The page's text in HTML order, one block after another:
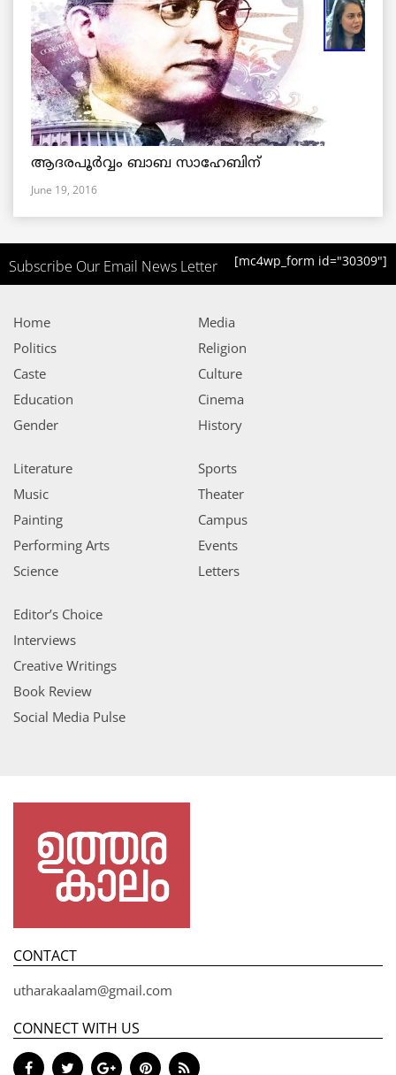
ആദരപൂര്‍വ്വം ബാബ സാഹേബിന്
June 19, 2016
Subscribe Our Email News Letter [mc4wp_form id="30309"]
Home
Politics
Caste
Education
Gender
Media
Religion
Culture
Cinema
History
Literature
Music
Painting
Performing Arts
Science
Sports
Theater
Campus
Events
Letters
Editor’s Choice
Interviews
Creative Writings
Book Review
Social Media Pulse
CONTACT
utharakaalam@gmail.com
CONNECT WITH US